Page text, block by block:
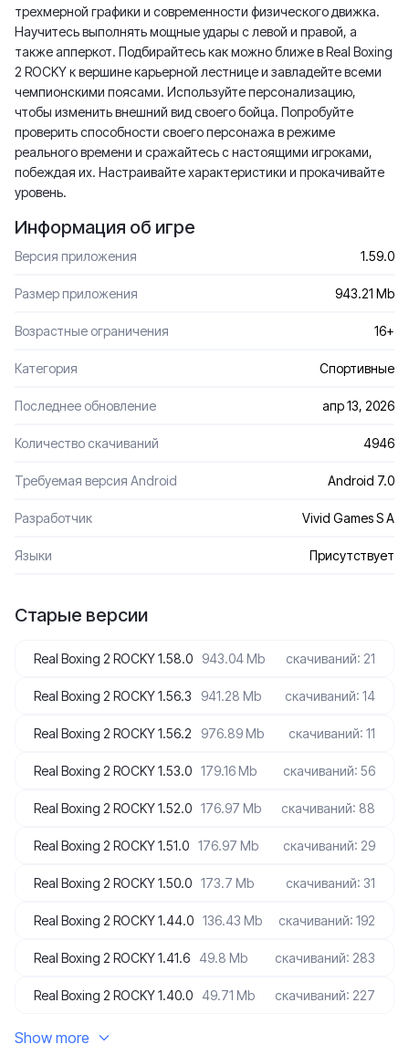
трехмерной графики и современности физического движка.
Научитесь выполнять мощные удары с левой и правой, а
также апперкот. Подбирайтесь как можно ближе в Real Boxing
2 ROCKY к вершине карьерной лестнице и завладейте всеми
чемпионскими поясами. Используйте персонализацию,
чтобы изменить внешний вид своего бойца. Попробуйте
проверить способности своего персонажа в режиме
реального времени и сражайтесь с настоящими игроками,
побеждая их. Настраивайте характеристики и прокачивайте
уровень.
Информация об игре
Версия приложения 1.59.0
Размер приложения 943.21 Mb
Возрастные ограничения 16+
Категория Спортивные
Последнее обновление апр 13, 2026
Количество скачиваний 4946
Требуемая версия Android Android 7.0
Разработчик Vivid Games S A
Языки Присутствует
Старые версии
Real Boxing 2 ROCKY 1.58.0 943.04 Mb скачиваний: 21
Real Boxing 2 ROCKY 1.56.3 941.28 Mb скачиваний: 14
Real Boxing 2 ROCKY 1.56.2 976.89 Mb скачиваний: 11
Real Boxing 2 ROCKY 1.53.0 179.16 Mb скачиваний: 56
Real Boxing 2 ROCKY 1.52.0 176.97 Mb скачиваний: 88
Real Boxing 2 ROCKY 1.51.0 176.97 Mb скачиваний: 29
Real Boxing 2 ROCKY 1.50.0 173.7 Mb скачиваний: 31
Real Boxing 2 ROCKY 1.44.0 136.43 Mb скачиваний: 192
Real Boxing 2 ROCKY 1.41.6 49.8 Mb скачиваний: 283
Real Boxing 2 ROCKY 1.40.0 49.71 Mb скачиваний: 227
Show more